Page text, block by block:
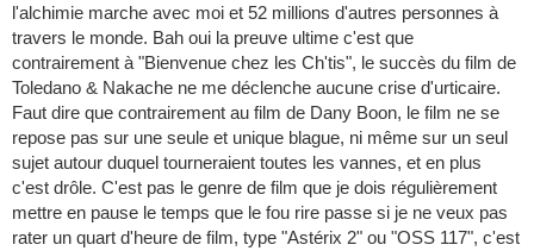
l'alchimie marche avec moi et 52 millions d'autres personnes à
travers le monde. Bah oui la preuve ultime c'est que
contrairement à "Bienvenue chez les Ch'tis", le succès du film de
Toledano & Nakache ne me déclenche aucune crise d'urticaire.
Faut dire que contrairement au film de Dany Boon, le film ne se
repose pas sur une seule et unique blague, ni même sur un seul
sujet autour duquel tourneraient toutes les vannes, et en plus
c'est drôle. C'est pas le genre de film que je dois régulièrement
mettre en pause le temps que le fou rire passe si je ne veux pas
rater un quart d'heure de film, type "Astérix 2" ou "OSS 117", c'est